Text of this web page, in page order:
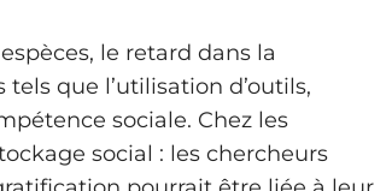
le retard dans la
que l’utilisation d’outils,
sociale. Chez les
social : les chercheurs